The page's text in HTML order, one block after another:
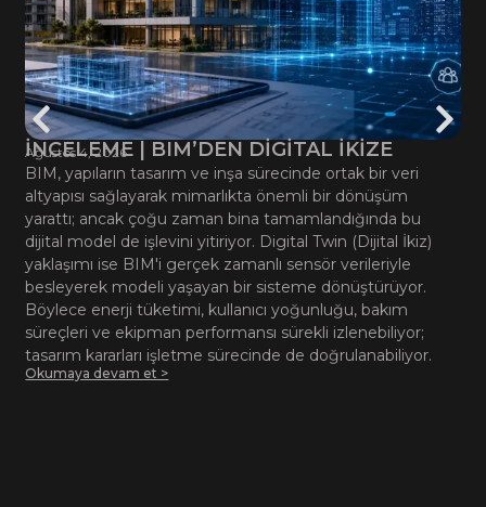
İNCELEME | BIM’DEN DİGİTAL İKİZE
Ağustos 4, 2026
BIM, yapıların tasarım ve inşa sürecinde ortak bir veri
altyapısı sağlayarak mimarlıkta önemli bir dönüşüm
yarattı; ancak çoğu zaman bina tamamlandığında bu
dijital model de işlevini yitiriyor. Digital Twin (Dijital İkiz)
yaklaşımı ise BIM'i gerçek zamanlı sensör verileriyle
besleyerek modeli yaşayan bir sisteme dönüştürüyor.
Böylece enerji tüketimi, kullanıcı yoğunluğu, bakım
süreçleri ve ekipman performansı sürekli izlenebiliyor;
tasarım kararları işletme sürecinde de doğrulanabiliyor.
Okumaya devam et >